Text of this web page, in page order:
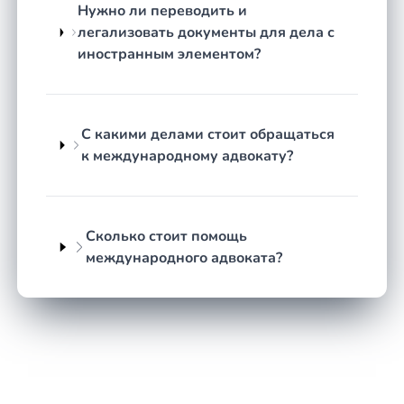
помощи для стран СНГ. Передача документов,
допрос свидетелей и сбор доказательств за
рубежом происходят через механизмы взаимной
по дипломатическим каналам и через
сотрудничество ограничено принципами
невыдачи собственных граждан, недопустимости
соблюдения прав человека.
Деятельность Интерпола строится на собственном
уставе, и красное уведомление не является
о розыске. Существуют правила обработки данных
и Комиссия по контролю за файлами, куда можно
Нужно ли переводить и
легализовать документы для дела с
иностранным элементом?
С какими делами стоит обращаться
к международному адвокату?
Сколько стоит помощь
международного адвоката?